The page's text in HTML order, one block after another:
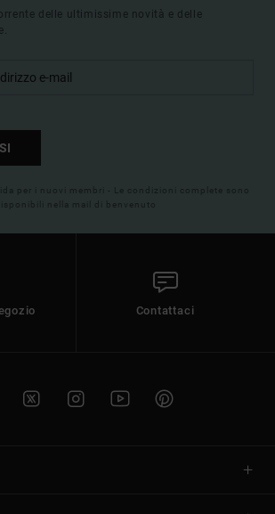
delle ultimissime novità e delle
per i nuovi membri - Le condizioni complete sono
disponibili nella mail di benvenuto
Contattaci